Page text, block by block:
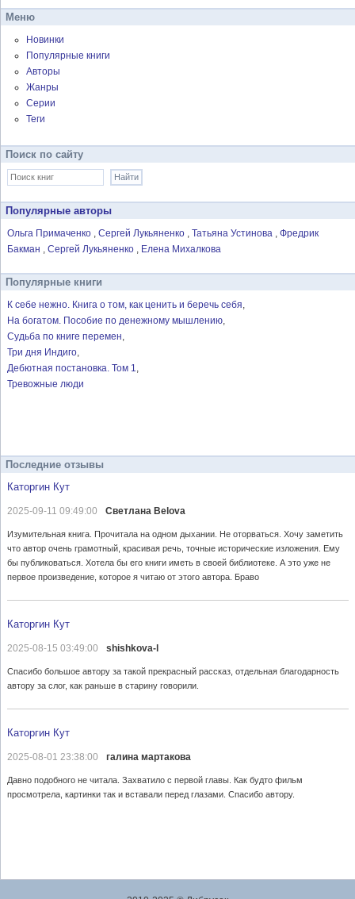
Меню
Новинки
Популярные книги
Авторы
Жанры
Серии
Теги
Поиск по сайту
Популярные авторы
Ольга Примаченко Сергей Лукьяненко Татьяна Устинова
Фредрик
Бакман
Сергей Лукьяненко Елена Михалкова
Популярные книги
К себе нежно. Книга о том, как ценить и беречь себя
На богатом. Пособие по денежному мышлению
Судьба по книге перемен
Три дня Индиго
Дебютная постановка. Том 1
Тревожные люди
Последние отзывы
Каторгин Кут
2025-09-11 09:49:00 Светлана Belova
Изумительная книга. Прочитала на одном дыхании. Не оторваться. Хочу заметить
что автор очень грамотный, красивая речь, точные исторические изложения. Ему
бы публиковаться. Хотела бы его книги иметь в своей библиотеке. А это уже не
первое произведение, которое я читаю от этого автора. Браво
Каторгин Кут
2025-08-15 03:49:00 shishkova-l
Спасибо большое автору за такой прекрасный рассказ, отдельная благодарность
автору за слог, как раньше в старину говорили.
Каторгин Кут
2025-08-01 23:38:00 галина мартакова
Давно подобного не читала. Захватило с первой главы. Как будто фильм
просмотрела, картинки так и вставали перед глазами. Спасибо автору.